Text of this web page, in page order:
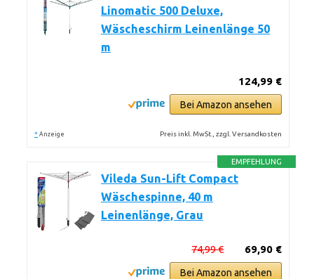
Linomatic 500 Deluxe,
Wäscheschirm Leinenlänge 50
m
124,99 €
Bei Amazon ansehen
* Anzeige Preis inkl. MwSt., zzgl. Versandkosten
EMPFEHLUNG
Vileda Sun-Lift Compact
Wäschespinne, 40 m
Leinenlänge, Grau
69,90 €
74,99 €
Bei Amazon ansehen